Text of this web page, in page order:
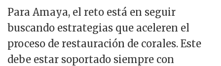
Para Amaya, el reto está en seguir
buscando estrategias que aceleren el
proceso de restauración de corales. Este
debe estar soportado siempre con